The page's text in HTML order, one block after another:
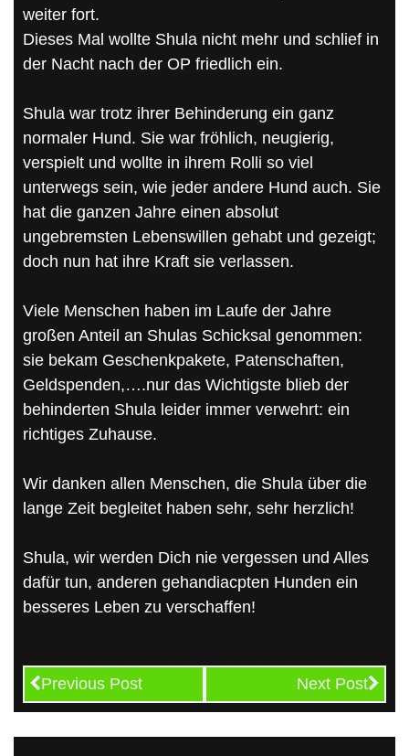
weiter fort.
Dieses Mal wollte Shula nicht mehr und schlief in
der Nacht nach der OP friedlich ein.
Shula war trotz ihrer Behinderung ein ganz
normaler Hund. Sie war fröhlich, neugierig,
verspielt und wollte in ihrem Rolli so viel
unterwegs sein, wie jeder andere Hund auch. Sie
hat die ganzen Jahre einen absolut
ungebremsten Lebenswillen gehabt und gezeigt;
doch nun hat ihre Kraft sie verlassen.
Viele Menschen haben im Laufe der Jahre
großen Anteil an Shulas Schicksal genommen:
sie bekam Geschenkpakete, Patenschaften,
Geldspenden,….nur das Wichtigste blieb der
behinderten Shula leider immer verwehrt: ein
richtiges Zuhause.
Wir danken allen Menschen, die Shula über die
lange Zeit begleitet haben sehr, sehr herzlich!
Shula, wir werden Dich nie vergessen und Alles
dafür tun, anderen gehandiacpten Hunden ein
besseres Leben zu verschaffen!
Previous Post Next Post